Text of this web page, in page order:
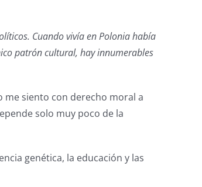
Cuando vivía en Polonia había
patrón cultural, hay innumerables
me siento con derecho moral a
solo muy poco de la
genética, la educación y las